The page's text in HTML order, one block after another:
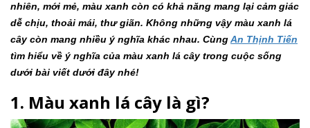
nhiên, mới mẻ, màu xanh còn có khả năng mang lại cảm giác
dễ chịu, thoải mái, thư giãn. Không những vậy màu xanh lá
cây còn mang nhiều ý nghĩa khác nhau. CùngAn Thịnh Tiến
tìm hiểu về ý nghĩa của màu xanh lá cây trong cuộc sống
dưới bài viết dưới đây nhé!
1. Màu xanh lá cây là gì?